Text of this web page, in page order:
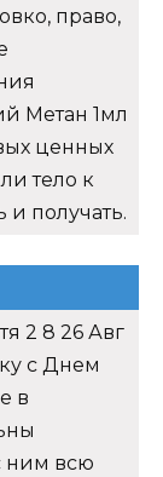
право,
Метан 1мл
ценных
тело к
получать.
2 8 26 Авг
с Днем
в
ним всю